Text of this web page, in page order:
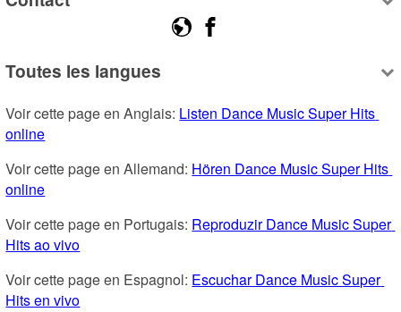
Toutes les langues
Voir cette page en Anglais: Listen Dance Music Super Hits
online
Voir cette page en Allemand: Hören Dance Music Super Hits
online
Voir cette page en Portugais: Reproduzir Dance Music Super
Hits ao vivo
Voir cette page en Espagnol: Escuchar Dance Music Super
Hits en vivo